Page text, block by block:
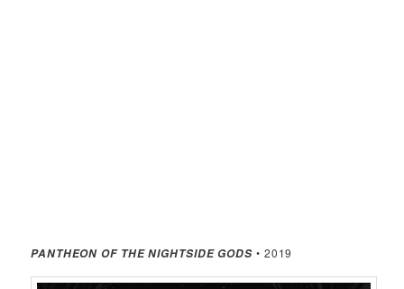
PANTHEON OF THE NIGHTSIDE GODS • 2019